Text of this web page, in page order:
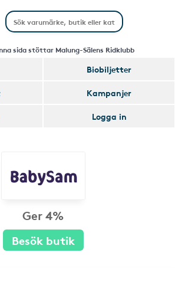
sida stöttar Malung-Sälens Ridklubb
Biobiljetter
Kampanjer
Logga in
Ger 4%
Besök butik